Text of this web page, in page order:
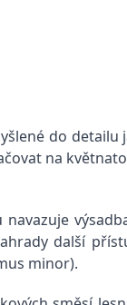
do
na
další
minor).